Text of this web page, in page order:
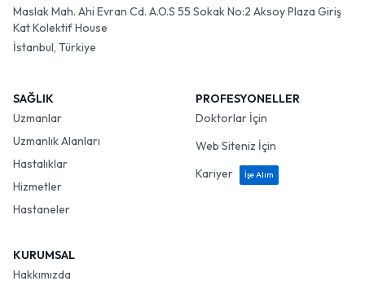
Maslak Mah. Ahi Evran Cd. A.O.S 55 Sokak No:2 Aksoy Plaza Giriş
Kat Kolektif House
İstanbul, Türkiye
SAĞLIK
Uzmanlar
Uzmanlık Alanları
Hastalıklar
Hizmetler
Hastaneler
PROFESYONELLER
Doktorlar İçin
Web Siteniz İçin
Kariyer
İşe Alım
KURUMSAL
Hakkımızda